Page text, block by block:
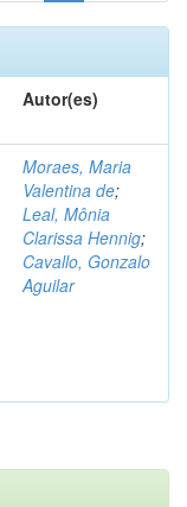
Autor(es)
Moraes, Maria
Valentina de;
Leal, Mônia
Clarissa Hennig;
Cavallo, Gonzalo
Aguilar